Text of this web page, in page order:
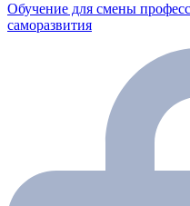
Обучение для смены
саморазвития